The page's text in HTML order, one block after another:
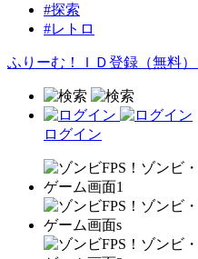
#探索
#レトロ
ふりーむ！ＩＤ登録（無料）
ログイン